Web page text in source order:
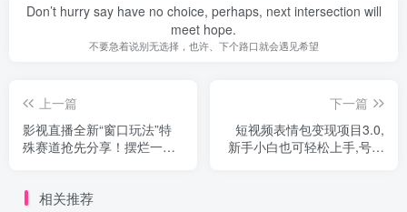
Don’t hurry say have no choice, perhaps, next intersection will
meet hope.
不要急着说别无选择，也许、下个路口就会遇见希望
上一篇
影视直播全新“窗口玩法”特
殊赛道抢先分享！摆烂一样
下一篇
短视频表情包变现项目3.0,
新手小白也可轻松上手,号称
相关推荐